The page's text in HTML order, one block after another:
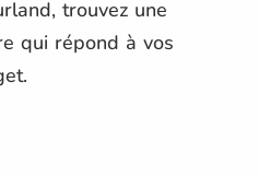
trouvez une
qui répond à vos